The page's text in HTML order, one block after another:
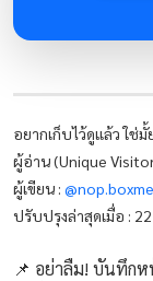
อยากเก็บไว้ดูแล้ว ใช่
ผู้อ่าน (Unique
ผู้เขียน :
ปรับปรุงล่าสุดเมื่อ :
📌 อย่าลืม! บันทึก